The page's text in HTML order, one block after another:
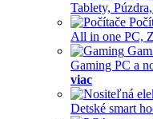
Tablety, Púzdra,
All in one PC,
Gaming PC a
viac
Detské smart